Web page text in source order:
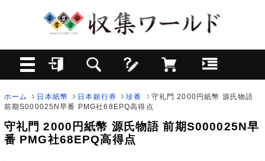
ホーム 日本紙幣 日本銀行券 珍番
守礼門 2000円紙幣 源氏物語
前期S000025N早番 PMG社68EPQ高得点
守礼門 2000円紙幣 源氏物語 前期S000025N早
番 PMG社68EPQ高得点